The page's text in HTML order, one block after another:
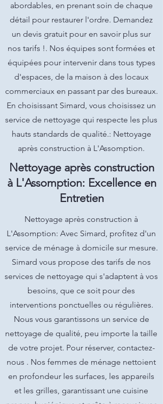
abordables, en prenant soin de chaque
détail pour restaurer l'ordre. Demandez
un devis gratuit pour en savoir plus sur
nos tarifs !. Nos équipes sont formées et
équipées pour intervenir dans tous types
d'espaces, de la maison à des locaux
commerciaux en passant par des bureaux.
En choisissant Simard, vous choisissez un
service de nettoyage qui respecte les plus
hauts standards de qualité.: Nettoyage
après construction à L'Assomption.
Nettoyage après construction
à L'Assomption: Excellence en
Entretien
Nettoyage après construction à
L'Assomption: Avec Simard, profitez d'un
service de ménage à domicile sur mesure.
Simard vous propose des tarifs de nos
services de nettoyage qui s'adaptent à vos
besoins, que ce soit pour des
interventions ponctuelles ou régulières.
Nous vous garantissons un service de
nettoyage de qualité, peu importe la taille
de votre projet. Pour réserver, contactez-
nous . Nos femmes de ménage nettoient
en profondeur les surfaces, les appareils
et les grilles, garantissant une cuisine